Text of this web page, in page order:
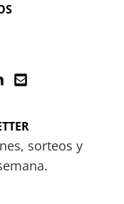
sorteos y